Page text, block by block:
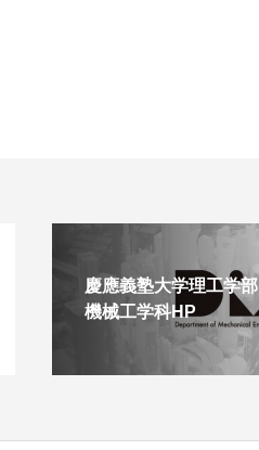
慶應義塾大学理工学部
機械工学科HP